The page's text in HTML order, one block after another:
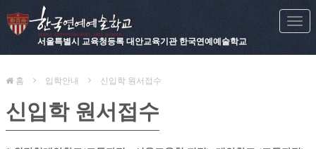
서울특별시 교육청등록 대안교육기관 한국연예예술학교
홈 입학안내 신입학 원서접수
신입학 원서접수